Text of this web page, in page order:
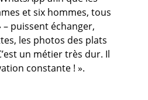
et six hommes, tous
puissent échanger,
les photos des plats
un métier très dur. Il
constante ! ».